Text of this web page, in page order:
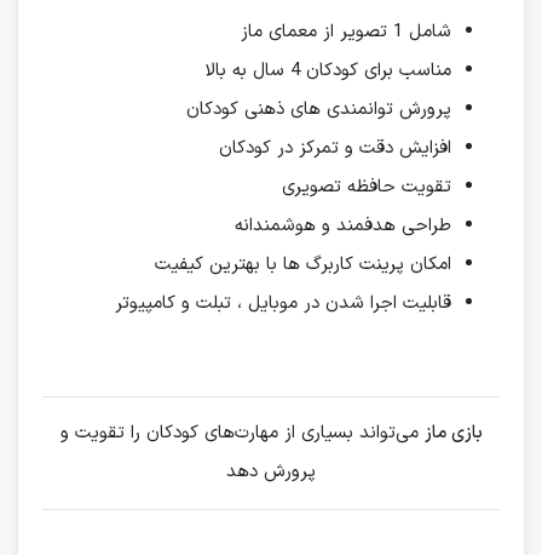
شامل 1 تصویر از معمای ماز
مناسب برای کودکان 4 سال به بالا
پرورش توانمندی های ذهنی کودکان
افزایش دقت و تمرکز در کودکان
تقویت حافظه تصویری
طراحی هدفمند و هوشمندانه
امکان پرینت کاربرگ ها با بهترین کیفیت
قابلیت اجرا شدن در موبایل ، تبلت و کامپیوتر
بازی ماز می‌تواند بسیاری از مهارت‌های کودکان را تقویت و
پرورش دهد